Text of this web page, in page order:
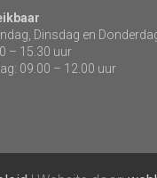
Dinsdag en
– 15.30 uur
09.00 – 12.00 uur